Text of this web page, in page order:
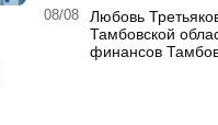
08/08
Любовь
Тамбовской
финансов